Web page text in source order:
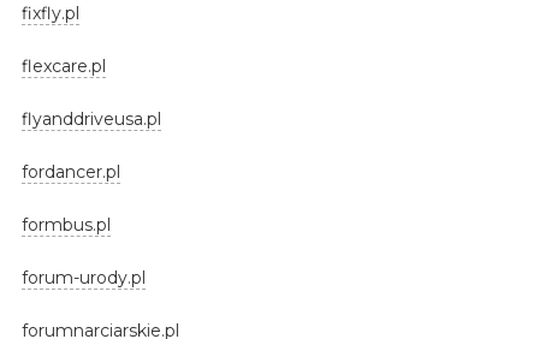
fixfly.pl
flexcare.pl
flyanddriveusa.pl
fordancer.pl
formbus.pl
forum-urody.pl
forumnarciarskie.pl